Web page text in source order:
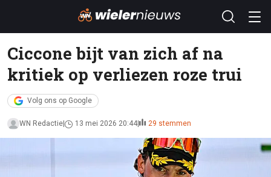
Ciccone bijt van zich af na
kritiek op verliezen roze trui
Volg ons op Google
WN Redactie 13 mei 2026 20:44 29 stemmen